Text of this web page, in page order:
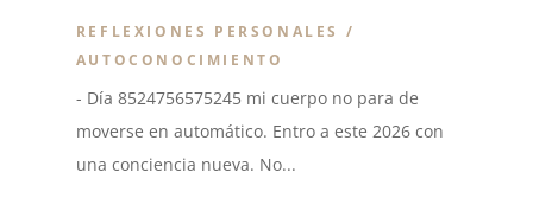
REFLEXIONES PERSONALES /
AUTOCONOCIMIENTO
- Día 8524756575245 mi cuerpo no para de
moverse en automático. Entro a este 2026 con
una conciencia nueva. No...